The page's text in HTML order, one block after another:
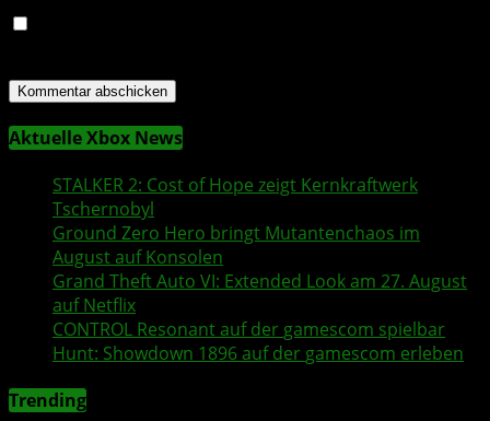
Aktuelle Xbox News
STALKER 2: Cost of Hope zeigt Kernkraftwerk
Tschernobyl
Ground Zero Hero bringt Mutantenchaos im
August auf Konsolen
Grand Theft Auto VI: Extended Look am 27. August
aufNetflix
CONTROL Resonantauf der gamescom spielbar
Hunt: Showdown 1896auf der gamescom erleben
Trending